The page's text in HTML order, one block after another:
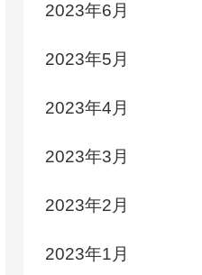
2023年6月
2023年5月
2023年4月
2023年3月
2023年2月
2023年1月